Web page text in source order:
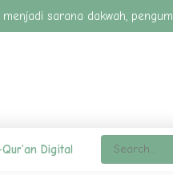
sarana dakwah,
Digital